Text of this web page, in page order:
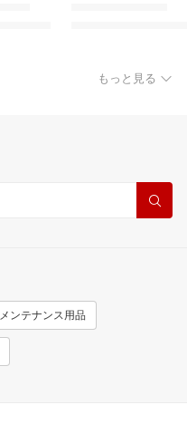
もっと見る
メンテナンス用品